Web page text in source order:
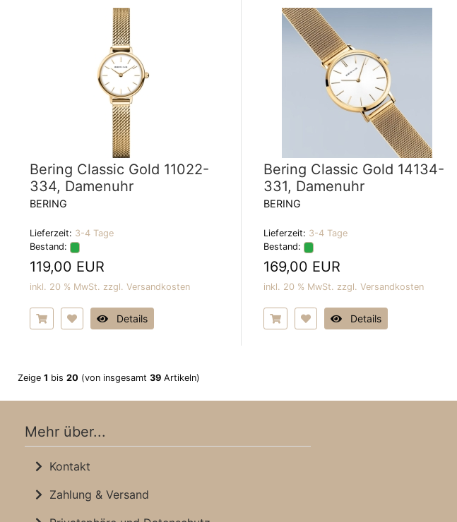
Bering Classic Gold 11022-
334, Damenuhr
BERING
Lieferzeit: 3-4 Tage
Bestand:
119,00 EUR
inkl. 20 % MwSt. zzgl. Versandkosten
Details
Bering Classic Gold 14134-
331, Damenuhr
BERING
Lieferzeit: 3-4 Tage
Bestand:
169,00 EUR
inkl. 20 % MwSt. zzgl. Versandkosten
Details
Zeige 1 bis 20 (von insgesamt 39 Artikeln)
Mehr über...
Kontakt
Zahlung & Versand